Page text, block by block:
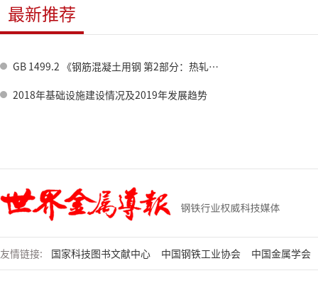
最新推荐
GB 1499.2 《钢筋混凝土用钢 第2部分：热轧带肋钢筋》标准修订情况
2018年基础设施建设情况及2019年发展趋势
友情链接: 国家科技图书文献中心 中国钢铁工业协会 中国金属学会